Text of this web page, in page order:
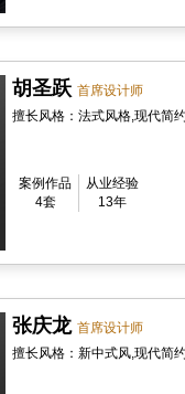
胡圣跃首席设计师
擅长风格：法式风格,现代简
案例作品
4套
从业经验
13年
张庆龙首席设计师
擅长风格：新中式风,现代简约